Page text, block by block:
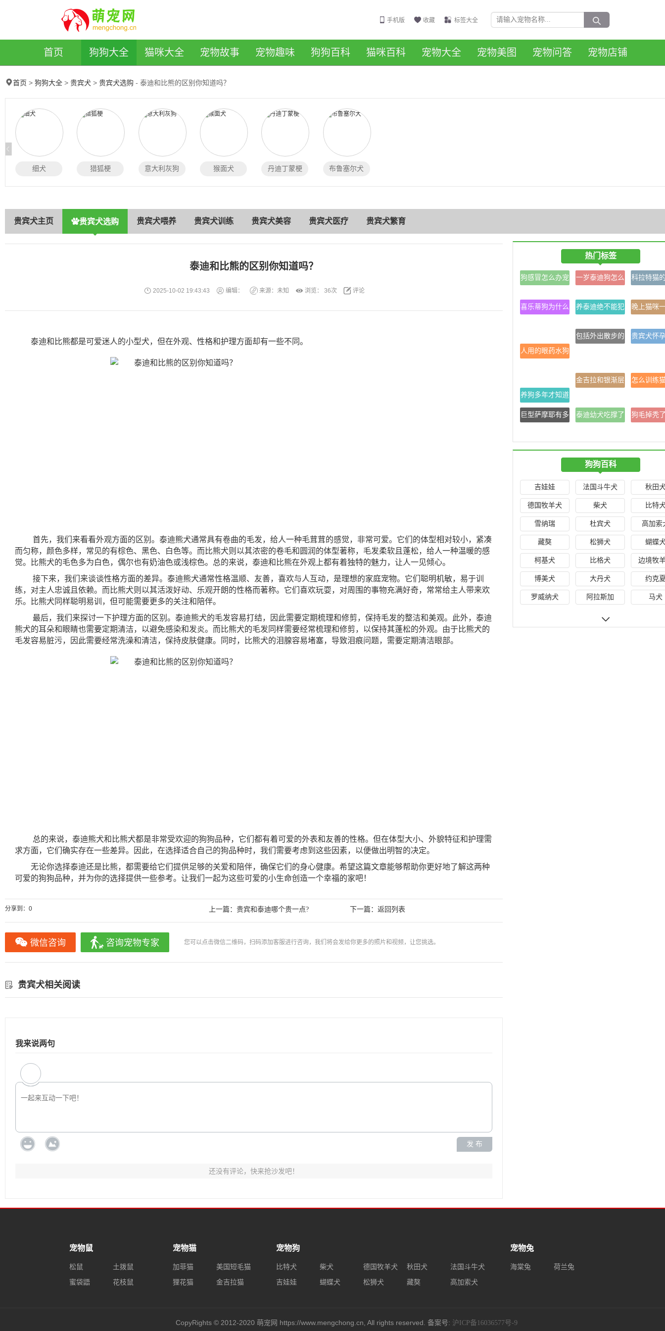
手机版 收藏 标签大全
首页 狗狗大全 猫咪大全 宠物故事 宠物趣味 狗狗百科 猫咪百科 宠物大全 宠物美图 宠物问答 宠物店铺
首页 > 狗狗大全 > 贵宾犬 > 贵宾犬选购 - 泰迪和比熊的区别你知道吗？
细犬 猎狐梗 意大利灰狗 猴面犬 丹迪丁蒙梗 布鲁塞尔犬
贵宾犬主页 贵宾犬选购 贵宾犬喂养 贵宾犬训练 贵宾犬美容 贵宾犬医疗 贵宾犬繁育
泰迪和比熊的区别你知道吗？
2025-10-02 19:43:43 编辑： 来源：未知 浏览： 36次 评论
泰迪和比熊都是可爱迷人的小型犬，但在外观、性格和护理方面却有一些不同。
首先，我们来看看外观方面的区别。泰迪熊犬通常具有卷曲的毛发，给人一种毛茸茸的感觉，非常可爱。它们的体型相对较小，紧凑
而匀称，颜色多样，常见的有棕色、黑色、白色等。而比熊犬则以其浓密的卷毛和圆润的体型著称，毛发柔软且蓬松，给人一种温暖的感
觉。比熊犬的毛色多为白色，偶尔也有奶油色或浅棕色。总的来说，泰迪和比熊在外观上都有着独特的魅力，让人一见倾心。
接下来，我们来谈谈性格方面的差异。泰迪熊犬通常性格温顺、友善，喜欢与人互动，是理想的家庭宠物。它们聪明机敏，易于训
练，对主人忠诚且依赖。而比熊犬则以其活泼好动、乐观开朗的性格而著称。它们喜欢玩耍，对周围的事物充满好奇，常常给主人带来欢
乐。比熊犬同样聪明易训，但可能需要更多的关注和陪伴。
最后，我们来探讨一下护理方面的区别。泰迪熊犬的毛发容易打结，因此需要定期梳理和修剪，保持毛发的整洁和美观。此外，泰迪
熊犬的耳朵和眼睛也需要定期清洁，以避免感染和发炎。而比熊犬的毛发同样需要经常梳理和修剪，以保持其蓬松的外观。由于比熊犬的
毛发容易脏污，因此需要经常洗澡和清洁，保持皮肤健康。同时，比熊犬的泪腺容易堵塞，导致泪痕问题，需要定期清洁眼部。
总的来说，泰迪熊犬和比熊犬都是非常受欢迎的狗狗品种，它们都有着可爱的外表和友善的性格。但在体型大小、外貌特征和护理需
求方面，它们确实存在一些差异。因此，在选择适合自己的狗品种时，我们需要考虑到这些因素，以便做出明智的决定。
无论你选择泰迪还是比熊，都需要给它们提供足够的关爱和陪伴，确保它们的身心健康。希望这篇文章能够帮助你更好地了解这两种
可爱的狗狗品种，并为你的选择提供一些参考。让我们一起为这些可爱的小生命创造一个幸福的家吧！
分享到： 0 上一篇：贵宾和泰迪哪个贵一点? 下一篇：返回列表
微信咨询 咨询宠物专家 您可以点击微信二维码，扫码添加客服进行咨询，我们将会发给你更多的照片和视频，让您挑选。
贵宾犬相关阅读
我来说两句
发 布
还没有评论，快来抢沙发吧！
热门标签
狗感冒怎么办宠
一岁泰迪狗怎么
科拉特猫
喜乐蒂狗为什么
养泰迪绝不能犯
晚上猫咪
人用的眼药水狗
包括外出散步的
贵宾犬怀
养狗多年才知道
金吉拉和银渐层
怎么训练
巨型萨摩耶有多
泰迪幼犬吃撑了
狗毛掉秃
狗狗百科
吉娃娃 法国斗牛犬 秋田
德国牧羊犬 柴犬 比特
雪纳瑞 杜宾犬 高加索
藏獒 松狮犬 蝴蝶
柯基犬 比格犬 边境牧
博美犬 大丹犬 约克
罗威纳犬 阿拉斯加 马犬
宠物鼠
松鼠 土拨鼠
蜜袋鼯 花枝鼠
宠物猫
加菲猫 美国短毛猫
狸花猫 金吉拉猫
宠物狗
比特犬 柴犬 德国牧羊犬 秋田犬 法国斗牛犬
吉娃娃 蝴蝶犬 松狮犬 藏獒 高加索犬
宠物兔
海棠兔 荷兰兔
CopyRights © 2012-2020 萌宠网 https://www.mengchong.cn, All rights reserved. 备案号: 沪ICP备16036577号-9